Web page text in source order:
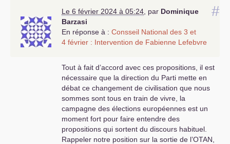
Les désaccords doivent faire l’objet de débats
en interne. Mais les exprimer publiquement, cela
équivaut à continuer les tripatouillages
politiques, la lutte des places. C’est envoyer une
certaines ou certains, alors nous devons nous
en prémunir.
Enfin, Fabien Roussel doit, dans son entourage
proche, compter des camarades porteurs du
texte pour un Manifeste pour unPCFdu 21e
siècle.
Fraternellement.
#
Le 6 février 2024 à 05:24 par Dominique
Barzasi
En réponse à : Consseil National des 3 et
4 février : Intervention de Fabienne Lefebvre
Tout à fait d’accord avec ces propositions, il est
nécessaire que la direction du Parti mette en
débat ce changement de civilisation que nous
sommes sont tous en train de vivre, la
campagne des élections européennes est un
moment fort pour faire entendre des
propositions qui sortent du discours habituel.
Rappeler notre position sur la sortie de l’OTAN